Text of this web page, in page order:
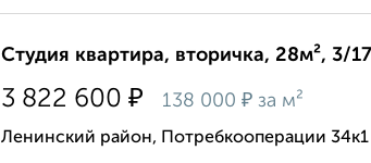
Студия квартира, вторичка, 28м², 3/
3 822 600 ₽ 138 000 ₽ за м²
Ленинский район, Потребкооперации 34к1